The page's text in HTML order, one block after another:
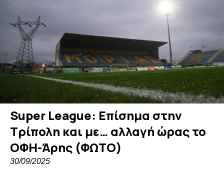
Super League: Επίσημα στην
Τρίπολη και με… αλλαγή ώρας το
ΟΦΗ-Άρης (ΦΩΤΟ)
30/09/2025